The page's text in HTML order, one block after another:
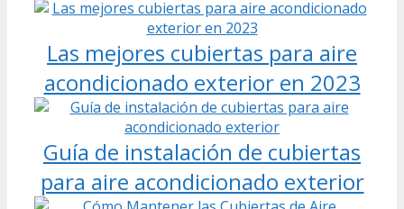
Las mejores cubiertas para aire
acondicionado exterior en 2023
Guía de instalación de cubiertas
para aire acondicionado exterior